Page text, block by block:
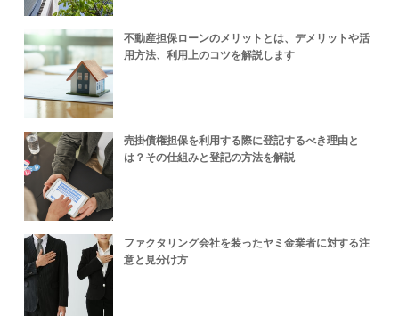
不動産担保ローンのメリットとは、デメリットや活
用方法、利用上のコツを解説します
売掛債権担保を利用する際に登記するべき理由と
は？その仕組みと登記の方法を解説
ファクタリング会社を装ったヤミ金業者に対する注
意と見分け方